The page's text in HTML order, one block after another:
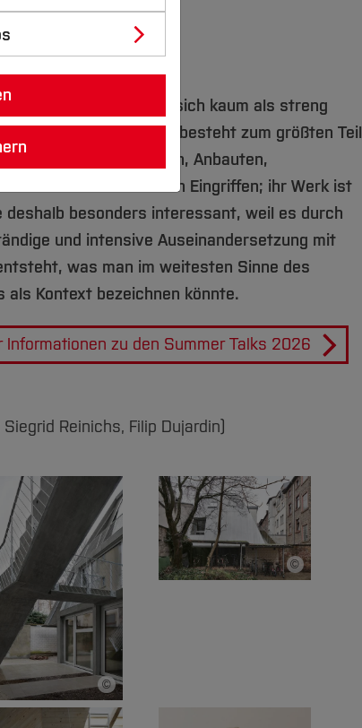
von
lässt sich kaum als streng
bezeichnen. Es besteht zum größten Teil
Häusern, Umbauten, Anbauten,
und räumlichen Eingriffen; ihr Werk ist
deshalb besonders interessant, weil es durch
und intensive Auseinandersetzung mit
was man im weitesten Sinne des
als Kontext bezeichnen könnte.
Informationen zu den Summer Talks 2026
Siegrid Reinichs, Filip Dujardin)
©
Bildnachweis
©
Bildnachweis